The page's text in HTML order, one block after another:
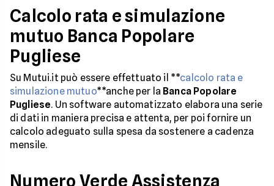
Calcolo rata e simulazione
mutuo Banca Popolare
Pugliese
Su Mutui.it può essere effettuato il **calcolo rata e
simulazione mutuo**anche per la Banca Popolare
Pugliese. Un software automatizzato elabora una serie
di dati in maniera precisa e attenta, per poi fornire un
calcolo adeguato sulla spesa da sostenere a cadenza
mensile.
Numero Verde Assistenza